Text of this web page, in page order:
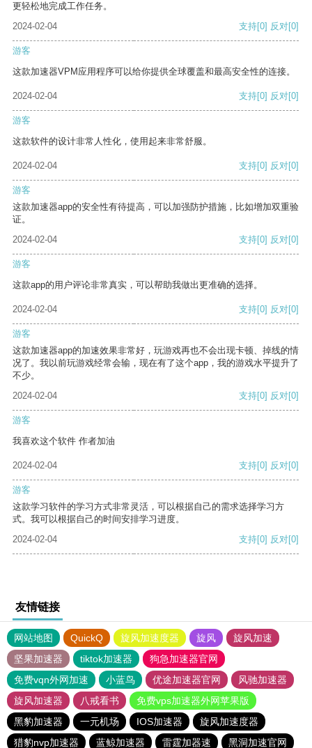
更轻松地完成工作任务。
2024-02-04
支持[0] 反对[0]
游客
这款加速器VPM应用程序可以给你提供全球覆盖和最高安全性的连接。
2024-02-04 支持[0] 反对[0]
游客
这款软件的设计非常人性化，使用起来非常舒服。
2024-02-04 支持[0] 反对[0]
游客
这款加速器app的安全性有待提高，可以加强防护措施，比如增加双重验
证。
2024-02-04
支持[0] 反对[0]
游客
这款app的用户评论非常真实，可以帮助我做出更准确的选择。
2024-02-04 支持[0] 反对[0]
游客
这款加速器app的加速效果非常好，玩游戏再也不会出现卡顿、掉线的情
况了。我以前玩游戏经常会输，现在有了这个app，我的游戏水平提升了
不少。
2024-02-04
支持[0] 反对[0]
游客
我喜欢这个软件 作者加油
2024-02-04 支持[0] 反对[0]
游客
这款学习软件的学习方式非常灵活，可以根据自己的需求选择学习方
式。我可以根据自己的时间安排学习进度。
2024-02-04
支持[0] 反对[0]
友情链接
网站地图 QuickQ 旋风加速度器 旋风
旋风加速
坚果加速器
tiktok加速器
狗急加速器官网
免费vqn外网加速
小蓝鸟 优途加速器官网
风驰加速器
旋风加速器
八戒看书
免费vps加速器外网苹果版
黑豹加速器
一元机场 IOS加速器
旋风加速度器
猎豹nvp加速器
蓝鲸加速器 雷霆加器速 黑洞加速官网